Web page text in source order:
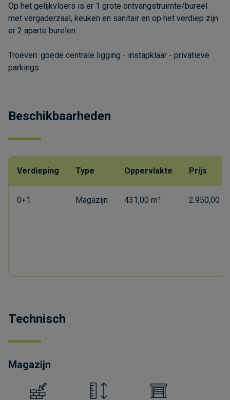
Op het gelijkvloers is er 1 grote ontvangstruimte/bureel
met vergaderzaal, keuken en sanitair en op het verdiep zijn
er 2 aparte burelen.
Troeven: goede centrale ligging - instapklaar - privatieve
parkings
Beschikbaarheden
Verdieping Type Oppervlakte Prijs
0+1 Magazijn 431,00 m² 2.950,00
Technisch
Magazijn